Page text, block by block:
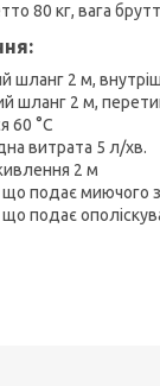
80 кг, вага
шланг 2 м,
шланг 2 м,
60 °С
витрата 5 л/хв.
2 м
подає миючого
подає